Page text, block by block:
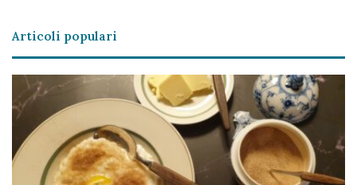
Articoli populari